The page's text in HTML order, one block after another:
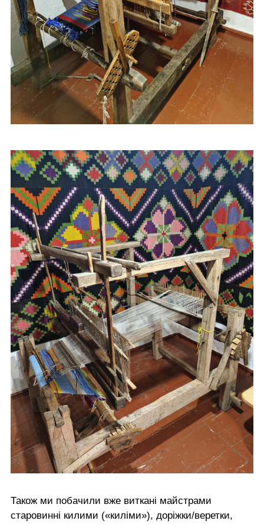
Також ми побачили вже виткані майстрами
старовинні килими («киліми»), доріжки/веретки,